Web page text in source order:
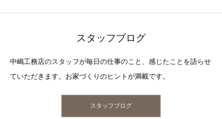
スタッフブログ
中嶋工務店のスタッフが毎日の仕事のこと、感じたことを語らせ
ていただきます。お家づくりのヒントが満載です。
スタッフブログ